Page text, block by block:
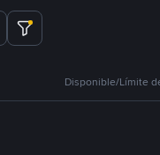
Disponible/Límite